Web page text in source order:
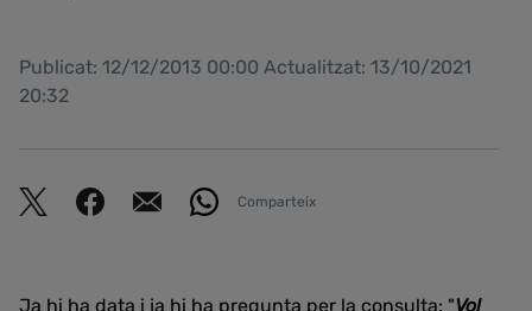
Publicat: 12/12/2013 00:00 Actualitzat: 13/10/2021
20:32
Comparteix
Ja hi ha data i ja hi ha pregunta per la consulta: "Vol